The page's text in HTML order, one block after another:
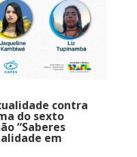
contra
do sexto
“Saberes
em